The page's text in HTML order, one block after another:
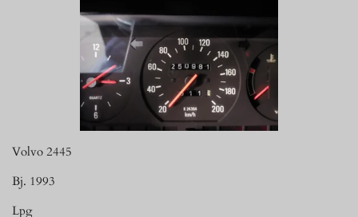
Volvo 2445
Bj. 1993
Lpg